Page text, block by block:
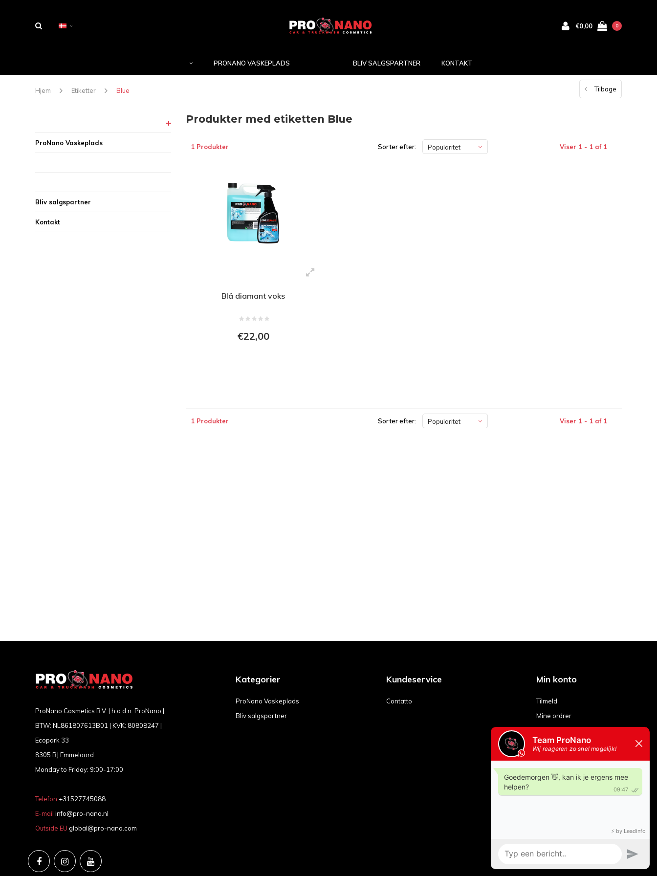
€0,00 0
PRONANO VASKEPLADS BLIV SALGSPARTNER KONTAKT
Hjem Etiketter Blue Tilbage
ProNano Vaskeplads
Bliv salgspartner
Kontakt
Produkter med etiketten Blue
1 Produkter Sorter efter: Popularitet Viser 1 - 1 af 1
Blå diamant voks
€22,00
1 Produkter Sorter efter: Popularitet Viser 1 - 1 af 1
ProNano Cosmetics B.V. | h.o.d.n. ProNano |
BTW: NL861807613B01 | KVK: 80808247 |
Ecopark 33
8305 BJ Emmeloord
Monday to Friday: 9:00-17:00
Telefon +31527745088
E-mail info@pro-nano.nl
Outside EU global@pro-nano.com
Kategorier
ProNano Vaskeplads
Bliv salgspartner
Kundeservice
Contatto
Min konto
Tilmeld
Mine ordrer
Min ønskeliste
Sammenlign produkter